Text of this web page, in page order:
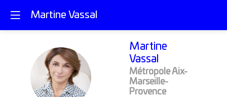
Martine Vassal
MV
Martine
Vassal
Métropole Aix-
Marseille-
Provence